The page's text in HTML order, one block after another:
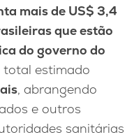
mais de US$ 3,4
que estão
do governo do
total estimado
, abrangendo
e outros
sanitárias